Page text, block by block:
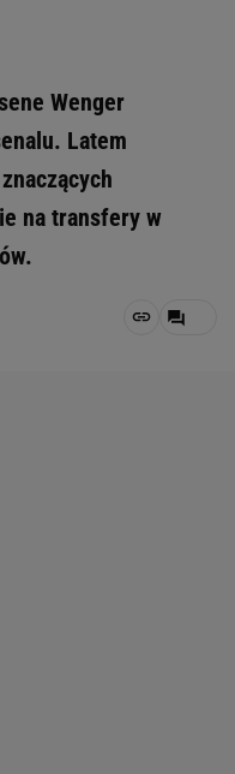
Wenger
Latem
na transfery w